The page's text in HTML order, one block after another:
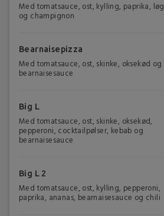
Med tomatsauce, ost, kylling, paprika, løg
og champignon
Bearnaisepizza
Med tomatsauce, ost, skinke, oksekød og
bearnaisesauce
Big L
Med tomatsauce, ost, skinke, oksekød,
pepperoni, cocktailpølser, kebab og
bearnaisesauce
Big L 2
Med tomatsauce, ost, kylling, pepperoni,
paprika, ananas, bearnaisesauce og chili